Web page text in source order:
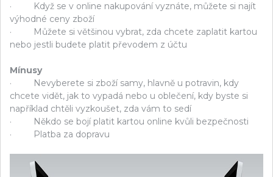
· Když se v online nakupování vyznáte, můžete si najít
výhodné ceny zboží
· Můžete si většinou vybrat, zda chcete zaplatit kartou
nebo jestli budete platit převodem z účtu
Mínusy
· Nevyberete si zboží samy, hlavně u potravin, kdy
chcete vidět, jak to vypadá nebo u oblečení, kdy byste si
například chtěli vyzkoušet, zda vám to sedí
· Někdo se bojí platit kartou online kvůli bezpečnosti
· Platba za dopravu